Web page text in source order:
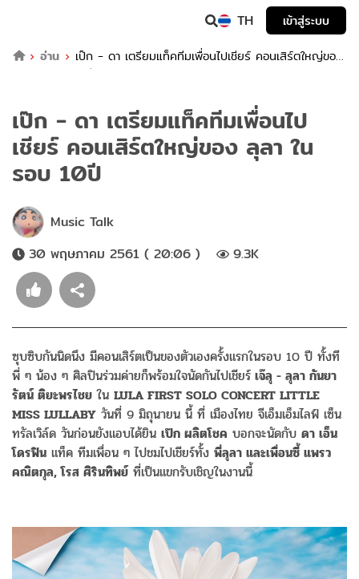
TH
เข้าสู่ระบบ
อ่าน
เป๊ก - ดา เตรียมแท็คทีมเพื่อนไปเชียร์ คอนเสิร์ตใหญ่ของ
ลุลา ในรอบ 10ปี
เป๊ก - ดา เตรียมแท็คทีมเพื่อนไป
เชียร์ คอนเสิร์ตใหญ่ของ ลุลา ใน
รอบ 10ปี
Music Talk
30 พฤษภาคม 2561 ( 20:06 )
9.3K
ซุบซิบกันนิดนึง มีคอนเสิร์ตเป็นของตัวเองครั้งแรกในรอบ 10 ปี ทั้งที
พี่ ๆ น้อง ๆ ศิลปินร่วมค่ายก็พร้อมใจนัดกันไปเชียร์ เจ๊ลุ - ลุลา กันยา
รัตน์ ติยะพรไชย ใน LULA FIRST SOLO CONCERT LITTLE
MISS LULLABY วันที่ 9 มิถุนายน นี้ ที่ เมืองไทย จีเอ็มเอ็มไลฟ์ เซ็น
ทรัลเวิล์ด วันก่อนยังแอบได้ยิน เป๊ก ผลิตโชค บอกจะนัดกับ ดา เอ็น
โดรฟิน แท็ค ทีมเพื่อน ๆ ไปชมไปเชียร์ทั้ง พี่ลุลา และเพื่อนซี้ แพรว
คณิตกุล, โรส ศิรินทิพย์ ที่เป็นแขกรับเชิญในงานนี้